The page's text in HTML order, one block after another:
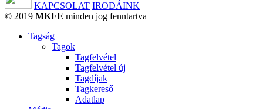
KAPCSOLAT IRODÁINK
© 2019 MKFE minden jog fenntartva
Tagság
Tagok
Tagfelvétel
Tagfelvétel új
Tagdíjak
Tagkereső
Adatlap